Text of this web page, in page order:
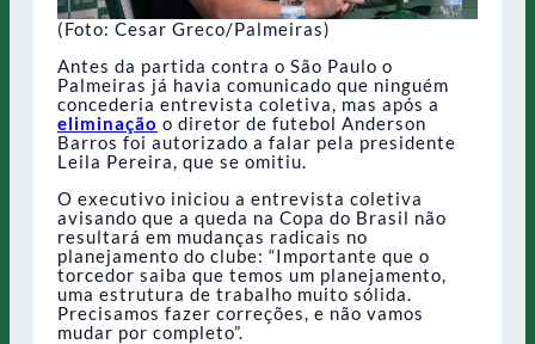
(Foto: Cesar Greco/Palmeiras)
Antes da partida contra o São Paulo o
Palmeiras já havia comunicado que ninguém
concederia entrevista coletiva, mas após a
eliminação o diretor de futebol Anderson
Barros foi autorizado a falar pela presidente
Leila Pereira, que se omitiu.
O executivo iniciou a entrevista coletiva
avisando que a queda na Copa do Brasil não
resultará em mudanças radicais no
planejamento do clube: “Importante que o
torcedor saiba que temos um planejamento,
uma estrutura de trabalho muito sólida.
Precisamos fazer correções, e não vamos
mudar por completo”.